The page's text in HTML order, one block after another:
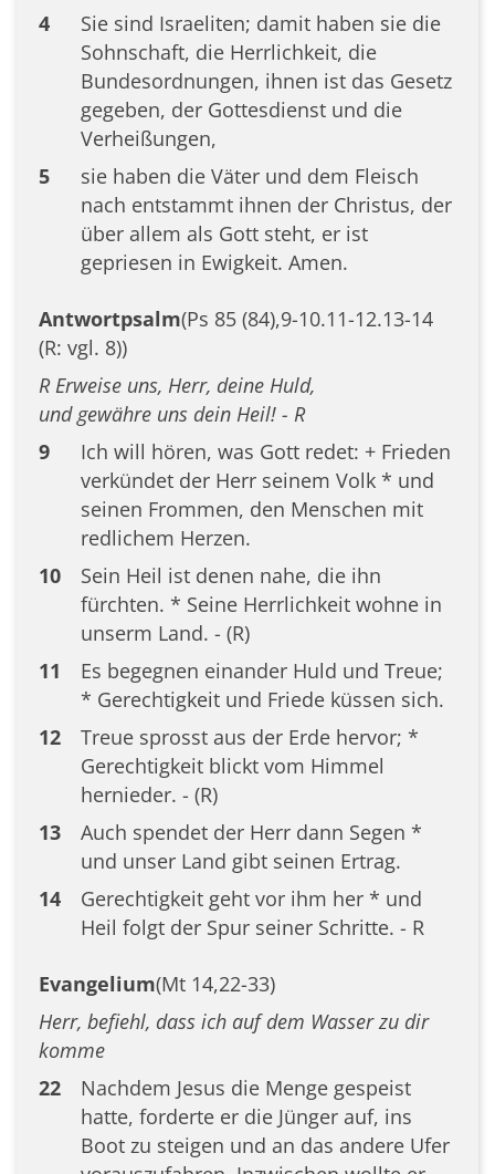
4
Sie sind Israeliten; damit haben sie die
Sohnschaft, die Herrlichkeit, die
Bundesordnungen, ihnen ist das Gesetz
gegeben, der Gottesdienst und die
Verheißungen,
5
sie haben die Väter und dem Fleisch
nach entstammt ihnen der Christus, der
über allem als Gott steht, er ist
gepriesen in Ewigkeit. Amen.
Antwortpsalm(Ps 85 (84),9-10.11-12.13-14
(R: vgl. 8))
R Erweise uns, Herr, deine Huld,
und gewähre uns dein Heil! - R
9
Ich will hören, was Gott redet: + Frieden
verkündet der Herr seinem Volk * und
seinen Frommen, den Menschen mit
redlichem Herzen.
10
Sein Heil ist denen nahe, die ihn
fürchten. * Seine Herrlichkeit wohne in
unserm Land. - (R)
11
Es begegnen einander Huld und Treue;
* Gerechtigkeit und Friede küssen sich.
12
Treue sprosst aus der Erde hervor; *
Gerechtigkeit blickt vom Himmel
hernieder. - (R)
13
Auch spendet der Herr dann Segen *
und unser Land gibt seinen Ertrag.
14
Gerechtigkeit geht vor ihm her * und
Heil folgt der Spur seiner Schritte. - R
Evangelium(Mt 14,22-33)
Herr, befiehl, dass ich auf dem Wasser zu dir
komme
22
Nachdem Jesus die Menge gespeist
hatte, forderte er die Jünger auf, ins
Boot zu steigen und an das andere Ufer